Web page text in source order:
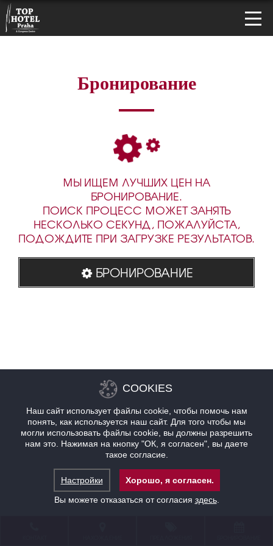
Бронирование
МЫ ИЩЕМ ЛУЧШИХ ЦЕН НА
БРОНИРОВАНИЕ.
ПОИСК ПРОЦЕСС МОЖЕТ ЗАНЯТЬ
НЕСКОЛЬКО СЕКУНД, ПОЖАЛУЙСТА,
ПОДОЖДИТЕ ПРИ ЗАГРУЗКЕ РЕЗУЛЬТАТОВ.
БРОНИРОВАНИЕ
COOKIES
Наш сайт использует файлы cookie, чтобы помочь нам
понять, как используется наш сайт. Для того чтобы мы
могли использовать файлы cookie, вы должны разрешить
нам это. Нажимая на кнопку "ОК, я согласен", вы даете
такое согласие.
Настройки
Хорошо, я согласен.
Вы можете отказаться от согласия здесь.